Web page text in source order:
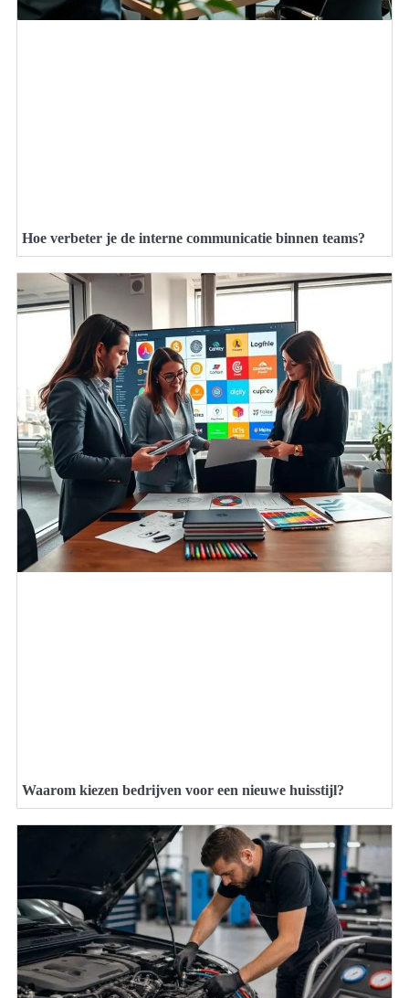
Hoe verbeter je de interne communicatie binnen teams?
Waarom kiezen bedrijven voor een nieuwe huisstijl?